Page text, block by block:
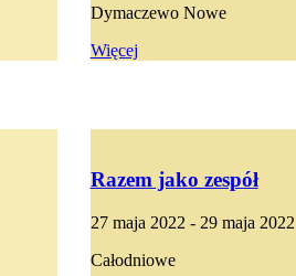
Dymaczewo Nowe
Więcej
Razem jako zespół
27 maja 2022 - 29 maja 2022
Całodniowe